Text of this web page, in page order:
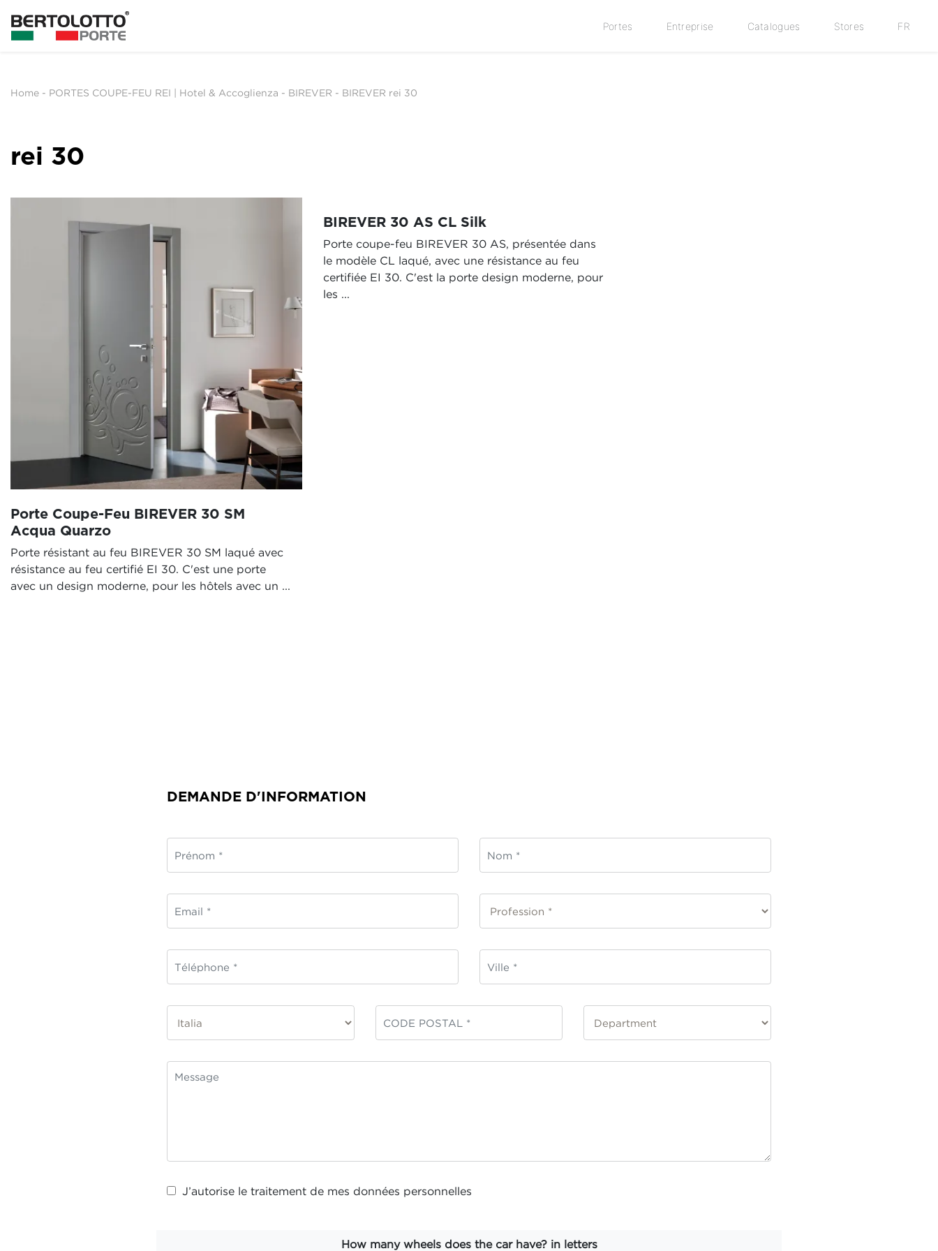
Portes Entreprise Catalogues Stores FR
Home - PORTES COUPE-FEU REI | Hotel & Accoglienza - BIREVER - BIREVER rei 30
rei 30
Porte Coupe-Feu BIREVER 30 SM
Acqua Quarzo
Porte résistant au feu BIREVER 30 SM laqué avec
résistance au feu certifié EI 30. C'est une porte
avec un design moderne, pour les hôtels avec un ...
BIREVER 30 AS CL Silk
Porte coupe-feu BIREVER 30 AS, présentée dans
le modèle CL laqué, avec une résistance au feu
certifiée EI 30. C'est la porte design moderne, pour
les ...
DEMANDE D'INFORMATION
J’autorise le traitement de mes données personnelles
How many wheels does the car have? in letters